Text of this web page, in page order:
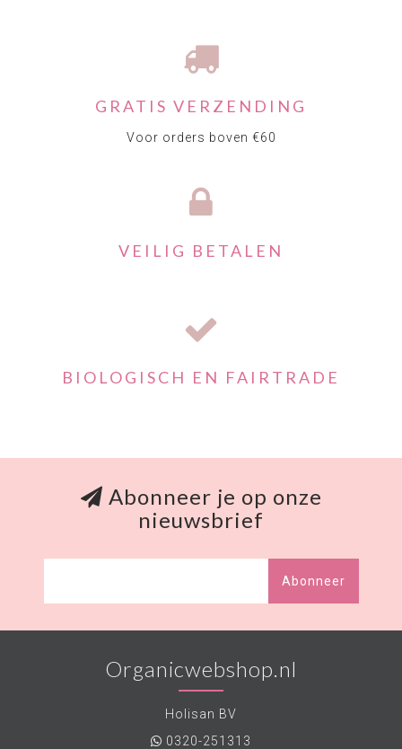
GRATIS VERZENDING
Voor orders boven €60
VEILIG BETALEN
BIOLOGISCH EN FAIRTRADE
Abonneer je op onze
nieuwsbrief
Abonneer
Organicwebshop.nl
Holisan BV
0320-251313